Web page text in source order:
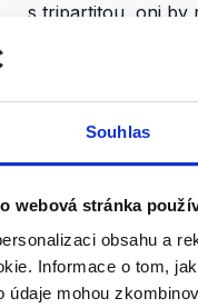
Souhlas
webová stránka
obsahu a
Informace o tom,
údaje mohou
s tripartitou, oni by
s epidemickou
požadavku
Výrok jsme